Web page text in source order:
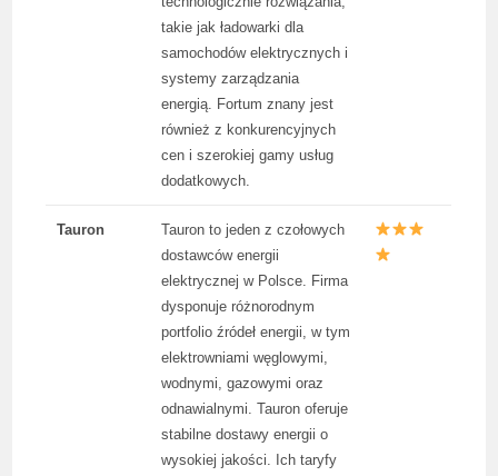
takie jak ładowarki dla
samochodów elektrycznych i
systemy zarządzania
energią. Fortum znany jest
również z konkurencyjnych
cen i szerokiej gamy usług
dodatkowych.
Tauron
Tauron to jeden z czołowych
dostawców energii
elektrycznej w Polsce. Firma
dysponuje różnorodnym
portfolio źródeł energii, w tym
elektrowniami węglowymi,
wodnymi, gazowymi oraz
odnawialnymi. Tauron oferuje
stabilne dostawy energii o
wysokiej jakości. Ich taryfy